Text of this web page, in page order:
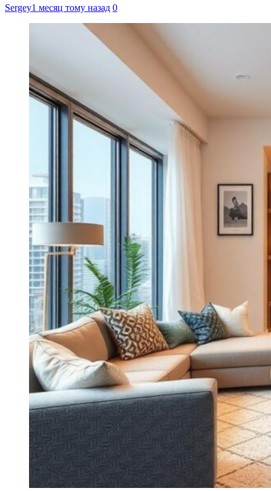
Sergey1 месяц тому назад 0